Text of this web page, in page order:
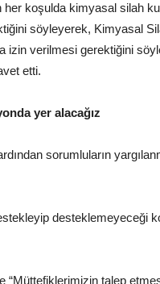
koşulda kimyasal silah
söyleyerek, Kimyasal
izin verilmesi gerektiğini
etti.
yer alacağız
sorumluların
desteklemeyeceği
“Müttefiklerimizin talep